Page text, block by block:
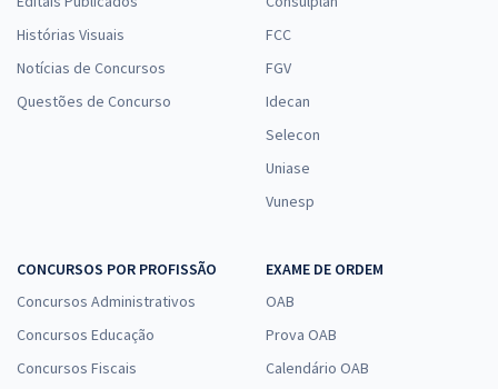
Histórias Visuais
Notícias de Concursos
Questões de Concurso
FCC
FGV
Idecan
Selecon
Uniase
Vunesp
CONCURSOS POR PROFISSÃO
Concursos Administrativos
Concursos Educação
Concursos Fiscais
EXAME DE ORDEM
OAB
Prova OAB
Calendário OAB